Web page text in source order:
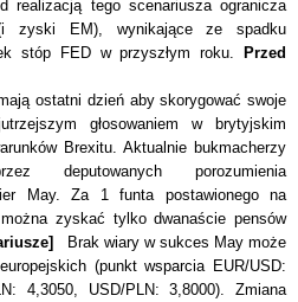
realizacją tego scenariusza ogranicza
zyski EM), wynikające ze spadku
stóp FED w przyszłym roku.
Przed
ostatni dzień aby skorygować swoje
głosowaniem w brytyjskim
Brexitu. Aktualnie bukmacherzy
deputowanych porozumienia
May. Za 1 funta postawionego na
zyskać tylko dwanaście pensów
Brak wiary w sukces May może
(punkt wsparcia EUR/USD:
4,3050, USD/PLN: 3,8000). Zmiana